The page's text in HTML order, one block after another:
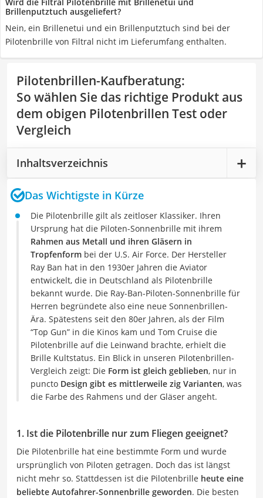
Brillenputztuch ausgeliefert?
Nein, ein Brillenetui und ein Brillenputztuch sind bei der
Pilotenbrille von Filtral nicht im Lieferumfang enthalten.
Pilotenbrillen-Kaufberatung:
So wählen Sie das richtige Produkt aus
dem obigen Pilotenbrillen Test oder
Vergleich
Inhaltsverzeichnis
Das Wichtigste in Kürze
Die Pilotenbrille gilt als zeitloser Klassiker. Ihren
Ursprung hat die Piloten-Sonnenbrille mit ihrem
Rahmen aus Metall und ihren Gläsern in
Tropfenform bei der U.S. Air Force. Der Hersteller
Ray Ban hat in den 1930er Jahren die Aviator
entwickelt, die in Deutschland als Pilotenbrille
bekannt wurde. Die Ray-Ban-Piloten-Sonnenbrille für
Herren begründete also eine neue Sonnenbrillen-
Ära. Spätestens seit den 80er Jahren, als der Film
“Top Gun” in die Kinos kam und Tom Cruise die
Pilotenbrille auf die Leinwand brachte, erhielt die
Brille Kultstatus. Ein Blick in unseren Pilotenbrillen-
Vergleich zeigt: Die Form ist gleich geblieben, nur in
puncto Design gibt es mittlerweile zig Varianten, was
die Farbe des Rahmens und der Gläser angeht.
1. Ist die Pilotenbrille nur zum Fliegen geeignet?
Die Pilotenbrille hat eine bestimmte Form und wurde
ursprünglich von Piloten getragen. Doch das ist längst
nicht mehr so. Stattdessen ist die Pilotenbrille heute eine
beliebte Autofahrer-Sonnenbrille geworden. Die besten